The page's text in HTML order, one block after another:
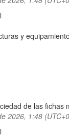
y
de las fichas
2026, 1:48